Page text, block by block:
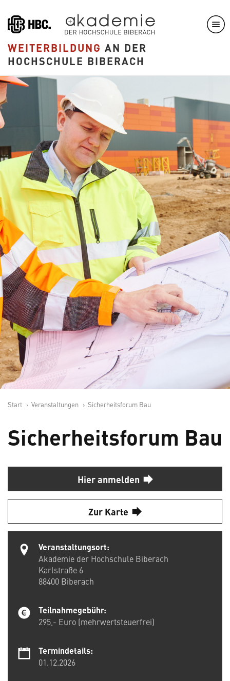
zum
Inhalt
WEITERBILDUNG AN DER
HOCHSCHULE BIBERACH
Start Veranstaltungen Sicherheitsforum Bau
Sicherheitsforum Bau
Hier anmelden
Zur Karte
Veranstaltungsort:
Akademie der Hochschule Biberach
Karlstraße 6
88400 Biberach
Teilnahmegebühr:
295,- Euro (mehrwertsteuerfrei)
Termindetails:
01.12.2026